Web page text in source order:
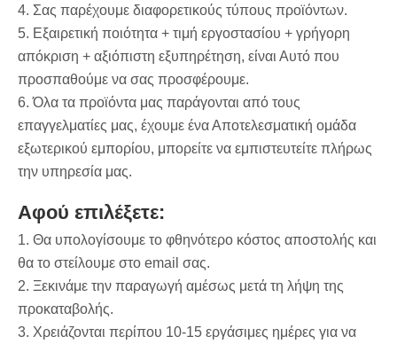
4. Σας παρέχουμε διαφορετικούς τύπους προϊόντων.
5. Εξαιρετική ποιότητα + τιμή εργοστασίου + γρήγορη
απόκριση + αξιόπιστη εξυπηρέτηση, είναι Αυτό που
προσπαθούμε να σας προσφέρουμε.
6. Όλα τα προϊόντα μας παράγονται από τους
επαγγελματίες μας, έχουμε ένα Αποτελεσματική ομάδα
εξωτερικού εμπορίου, μπορείτε να εμπιστευτείτε πλήρως
την υπηρεσία μας.
Αφού επιλέξετε:
1. Θα υπολογίσουμε το φθηνότερο κόστος αποστολής και
θα το στείλουμε στο email σας.
2. Ξεκινάμε την παραγωγή αμέσως μετά τη λήψη της
προκαταβολής.
3. Χρειάζονται περίπου 10-15 εργάσιμες ημέρες για να